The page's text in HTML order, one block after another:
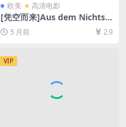
欧美 高清电影
[凭空而来]Aus dem Nichts
(2017)[百度网盘+夸克网盘10
80P超清未删减资源][网盘在
线播放/下载][MP4/7GB][中文
字幕]
5 月前 2.9
VIP